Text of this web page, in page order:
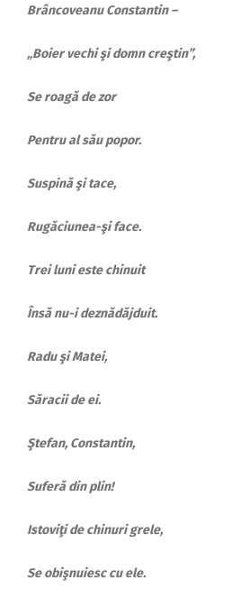
Brâncoveanu Constantin –
„Boier vechi şi domn creştin”,
Se roagă de zor
Pentru al său popor.
Suspină şi tace,
Rugăciunea-şi face.
Trei luni este chinuit
Însă nu-i deznădăjduit.
Radu şi Matei,
Săracii de ei.
Ştefan, Constantin,
Suferă din plin!
Istoviţi de chinuri grele,
Se obişnuiesc cu ele.